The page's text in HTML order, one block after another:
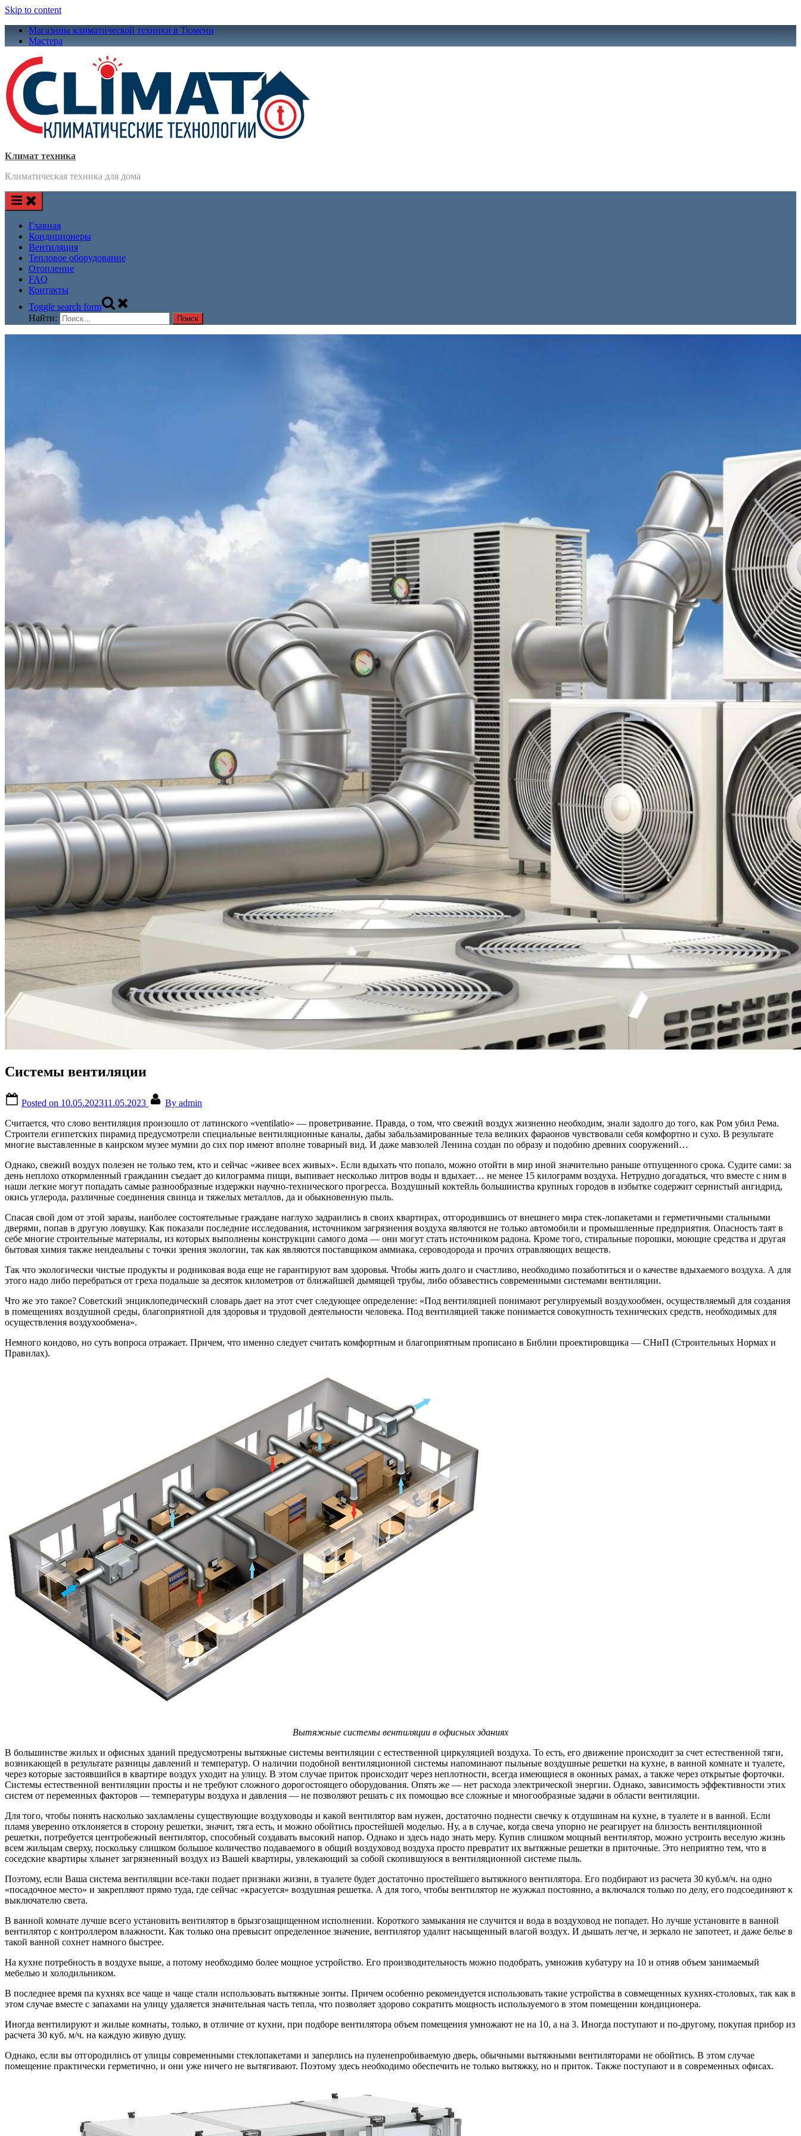
Skip to content
Магазины климатической техники в Тюмени
Мастера
Климат техника
Климатическая техника для дома
Главная
Кондиционеры
Вентиляция
Тепловое оборудование
Отопление
FAQ
Контакты
Toggle search form
Найти:
Системы вентиляции
Posted on 10.05.202311.05.2023 By admin
Считается, что слово вентиляция произошло от латинского «ventilatio» — проветривание. Правда, о том, что свежий воздух жизненно необходим, знали задолго до того, как Ром убил Рема.
Строители египетских пирамид предусмотрели специальные вентиляционные каналы, дабы забальзамированные тела великих фараонов чувствовали себя комфортно и сухо. В результате
многие выставленные в каирском музее мумии до сих пор имеют вполне товарный вид. И даже мавзолей Ленина создан по образу и подобию древних сооружений…
Однако, свежий воздух полезен не только тем, кто и сейчас «живее всех живых». Если вдыхать что попало, можно отойти в мир иной значительно раньше отпущенного срока. Судите сами: за
день неплохо откормленный гражданин съедает до килограмма пищи, выпивает несколько литров воды и вдыхает… не менее 15 килограмм воздуха. Нетрудно догадаться, что вместе с ним в
наши легкие могут попадать самые разнообразные издержки научно-технического прогресса. Воздушный коктейль большинства крупных городов в избытке содержит сернистый ангидрид,
окись углерода, различные соединения свинца и тяжелых металлов, да и обыкновенную пыль.
Спасая свой дом от этой заразы, наиболее состоятельные граждане наглухо задраились в своих квартирах, отгородившись от внешнего мира стек-лопакетами и герметичными стальными
дверями, попав в другую ловушку. Как показали последние исследования, источником загрязнения воздуха являются не только автомобили и промышленные предприятия. Опасность таят в
себе многие строительные материалы, из которых выполнены конструкции самого дома — они могут стать источником радона. Кроме того, стиральные порошки, моющие средства и другая
бытовая химия также неидеальны с точки зрения экологии, так как являются поставщиком аммиака, сероводорода и прочих отравляющих веществ.
Так что экологически чистые продукты и родниковая вода еще не гарантируют вам здоровья. Чтобы жить долго и счастливо, необходимо позаботиться и о качестве вдыхаемого воздуха. А для
этого надо либо перебраться от греха подальше за десяток километров от ближайшей дымящей трубы, либо обзавестись современными системами вентиляции.
Что же это такое? Советский энциклопедический словарь дает на этот счет следующее определение: «Под вентиляцией понимают регулируемый воздухообмен, осуществляемый для создания
в помещениях воздушной среды, благоприятной для здоровья и трудовой деятельности человека. Под вентиляцией также понимается совокупность технических средств, необходимых для
осуществления воздухообмена».
Немного кондово, но суть вопроса отражает. Причем, что именно следует считать комфортным и благоприятным прописано в Библии проектировщика — СНиП (Строительных Нормах и
Правилах).
Вытяжные системы вентиляции в офисных зданиях
В большинстве жилых и офисных зданий предусмотрены вытяжные системы вентиляции с естественной циркуляцией воздуха. То есть, его движение происходит за счет естественной тяги,
возникающей в результате разницы давлений и температур. О наличии подобной вентиляционной системы напоминают пыльные воздушные решетки на кухне, в ванной комнате и туалете,
через которые застоявшийся в квартире воздух уходит на улицу. В этом случае приток происходит через неплотности, всегда имеющиеся в оконных рамах, а также через открытые форточки.
Системы естественной вентиляции просты и не требуют сложного дорогостоящего оборудования. Опять же — нет расхода электрической энергии. Однако, зависимость эффективности этих
систем от переменных факторов — температуры воздуха и давления — не позволяют решать с их помощью все сложные и многообразные задачи в области вентиляции.
Для того, чтобы понять насколько захламлены существующие воздуховоды и какой вентилятор вам нужен, достаточно поднести свечку к отдушинам на кухне, в туалете и в ванной. Если
пламя уверенно отклоняется в сторону решетки, значит, тяга есть, и можно обойтись простейшей моделью. Ну, а в случае, когда свеча упорно не реагирует на близость вентиляционной
решетки, потребуется центробежный вентилятор, способный создавать высокий напор. Однако и здесь надо знать меру. Купив слишком мощный вентилятор, можно устроить веселую жизнь
всем жильцам сверху, поскольку слишком большое количество подаваемого в общий воздуховод воздуха просто превратит их вытяжные решетки в приточные. Это неприятно тем, что в
соседские квартиры хлынет загрязненный воздух из Вашей квартиры, увлекающий за собой скопившуюся в вентиляционной системе пыль.
Поэтому, если Ваша система вентиляции все-таки подает признаки жизни, в туалете будет достаточно простейшего вытяжного вентилятора. Его подбирают из расчета 30 куб.м/ч. на одно
«посадочное место» и закрепляют прямо туда, где сейчас «красуется» воздушная решетка. А для того, чтобы вентилятор не жужжал постоянно, а включался только по делу, его подсоединяют к
выключателю света.
В ванной комнате лучше всего установить вентилятор в брызгозащищенном исполнении. Короткого замыкания не случится и вода в воздуховод не попадет. Но лучше установите в ванной
вентилятор с контроллером влажности. Как только она превысит определенное значение, вентилятор удалит насыщенный влагой воздух. И дышать легче, и зеркало не запотеет, и даже белье в
такой ванной сохнет намного быстрее.
На кухне потребность в воздухе выше, а потому необходимо более мощное устройство. Его производительность можно подобрать, умножив кубатуру на 10 и отняв объем занимаемый
мебелью и холодильником.
В последнее время па кухнях все чаще и чаще стали использовать вытяжные зонты. Причем особенно рекомендуется использовать такие устройства в совмещенных кухнях-столовых, так как в
этом случае вместе с запахами на улицу удаляется значительная часть тепла, что позволяет здорово сократить мощность используемого в этом помещении кондиционера.
Иногда вентилируют и жилые комнаты, только, в отличие от кухни, при подборе вентилятора объем помещения умножают не на 10, а на 3. Иногда поступают и по-другому, покупая прибор из
расчета 30 куб. м/ч. на каждую живую душу.
Однако, если вы отгородились от улицы современными стеклопакетами и заперлись на пуленепробиваемую дверь, обычными вытяжными вентиляторами не обойтись. В этом случае
помещение практически герметично, и они уже ничего не вытягивают. Поэтому здесь необходимо обеспечить не только вытяжку, но и приток. Также поступают и в современных офисах.